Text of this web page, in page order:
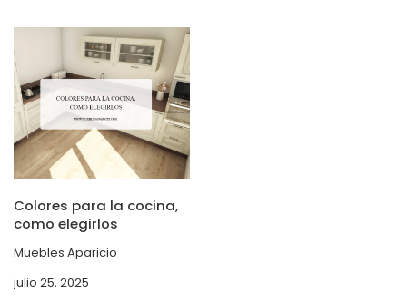
Colores para la cocina,
como elegirlos
Muebles Aparicio
julio 25, 2025